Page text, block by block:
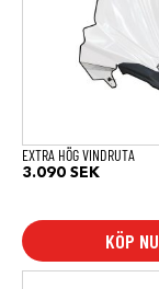
EXTRA HÖG VINDRUTA
3.090 SEK
KÖP NU